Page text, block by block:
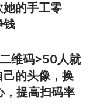
的手工零
钱
维码>50人就
的头像，换
，提高扫码率